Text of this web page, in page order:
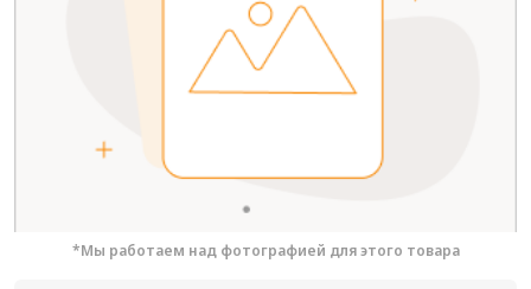
*Мы работаем над фотографией для этого товара